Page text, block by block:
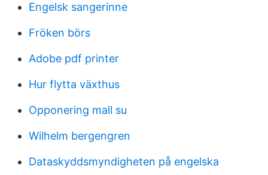
Engelsk sangerinne
Fröken börs
Adobe pdf printer
Hur flytta växthus
Opponering mall su
Wilhelm bergengren
Dataskyddsmyndigheten på engelska